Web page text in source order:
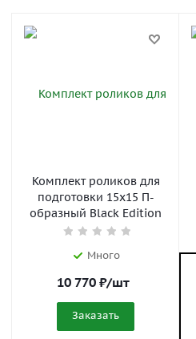
Комплект роликов для
подготовки 15x15 П-
образный Black Edition
Много
10 770₽/шт
Заказать